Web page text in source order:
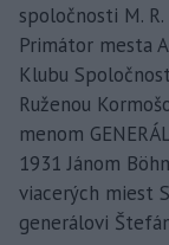
spoločnosti M.
Primátor mesta
Klubu
Ruženou
menom
1931 Jánom
viacerých miest
generálovi